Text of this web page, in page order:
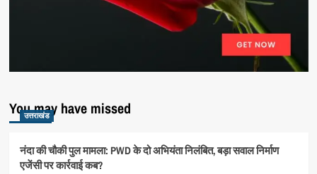
You may have missed
उत्तराखंड
नंदा की चौकी पुल मामला: PWD के दो अभियंता निलंबित, बड़ा सवाल निर्माण
एजेंसी पर कार्रवाई कब?